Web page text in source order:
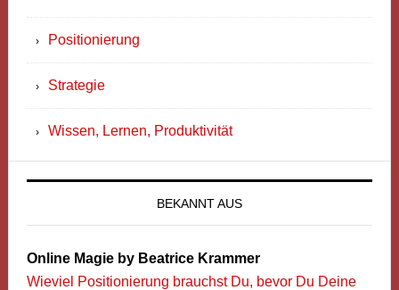
Positionierung
Strategie
Wissen, Lernen, Produktivität
BEKANNT AUS
Online Magie by Beatrice Krammer
Wieviel Positionierung brauchst Du, bevor Du Deine